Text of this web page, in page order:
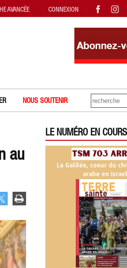
NOUS SOUTENIR
au
LE NUMÉRO EN COURS
AVANCÉE CONNEXION